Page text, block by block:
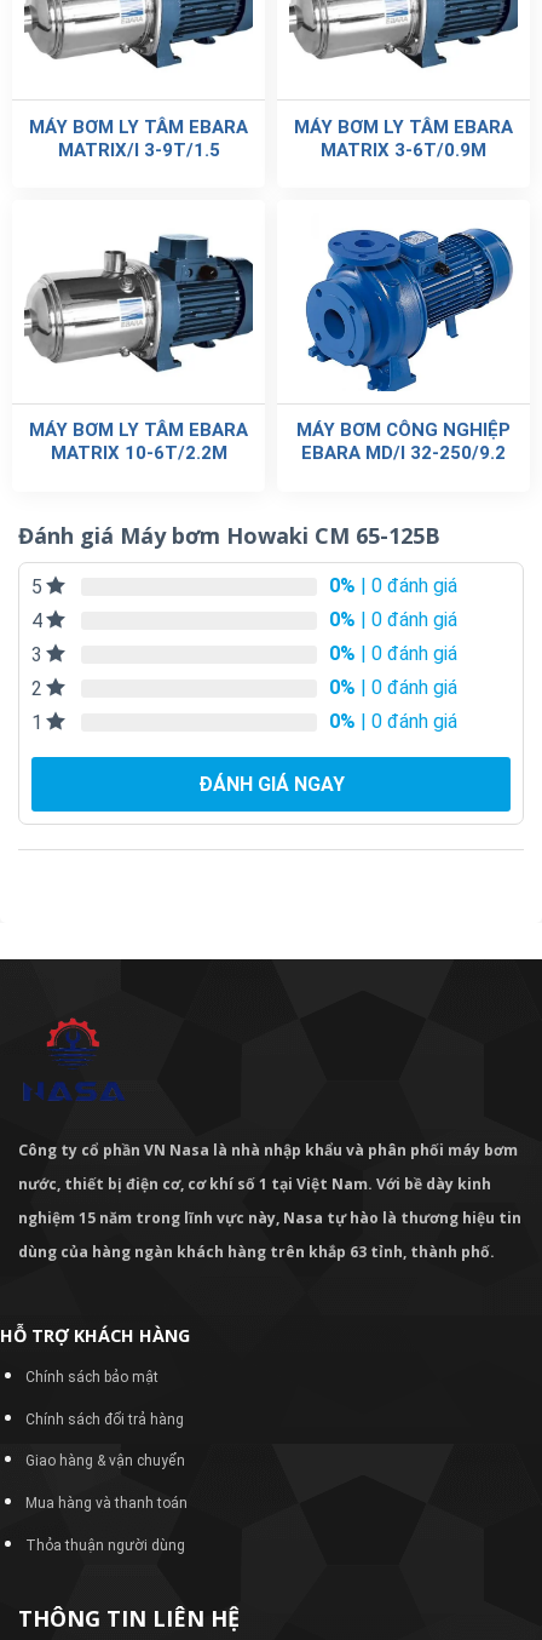
MÁY BƠM LY TÂM EBARA
MATRIX/I 3-9T/1.5
MÁY BƠM LY TÂM EBARA
MATRIX 3-6T/0.9M
MÁY BƠM LY TÂM EBARA
MATRIX 10-6T/2.2M
MÁY BƠM CÔNG NGHIỆP
EBARA MD/I 32-250/9.2
Đánh giá Máy bơm Howaki CM 65-125B
5 0% | 0 đánh giá
4
0% | 0 đánh giá
3
0% | 0 đánh giá
2
0% | 0 đánh giá
1
0% | 0 đánh giá
ĐÁNH GIÁ NGAY
Công ty cổ phần VN Nasa là nhà nhập khẩu và phân phối máy bơm
nước, thiết bị điện cơ, cơ khí số 1 tại Việt Nam. Với bề dày kinh
nghiệm 15 năm trong lĩnh vực này, Nasa tự hào là thương hiệu tin
dùng của hàng ngàn khách hàng trên khắp 63 tỉnh, thành phố.
HỖ TRỢ KHÁCH HÀNG
Chính sách bảo mật
Chính sách đổi trả hàng
Giao hàng & vận chuyển
Mua hàng và thanh toán
Thỏa thuận người dùng
THÔNG TIN LIÊN HỆ